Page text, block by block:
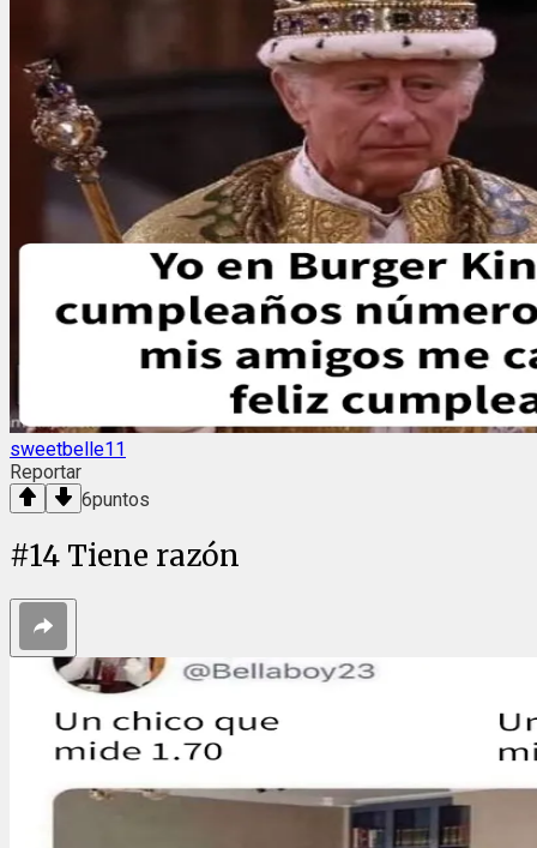
sweetbelle11
Reportar
6puntos
#14 Tiene razón